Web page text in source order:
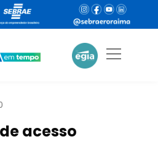
acesso